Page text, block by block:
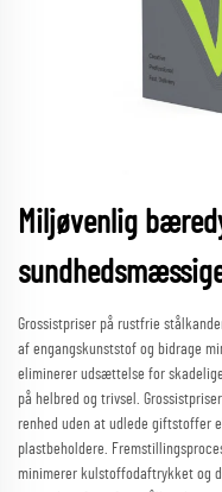
Miljøvenlig
Grossistpriser på rustfrie
af engangskunststof og bidrage
eliminerer udsættelse for
på helbred og trivsel.
renhed uden at udlede giftstoffer
plastbeholdere.
minimerer kulstoffodaftrykket og